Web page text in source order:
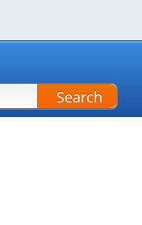
Search